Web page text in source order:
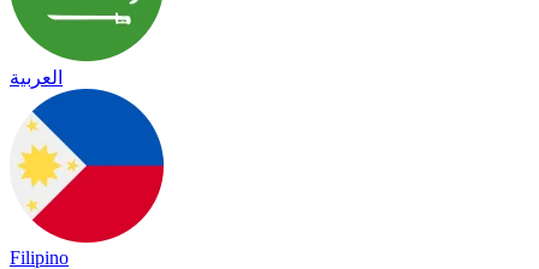
العربية
Filipino